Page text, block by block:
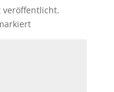
veröffentlicht.